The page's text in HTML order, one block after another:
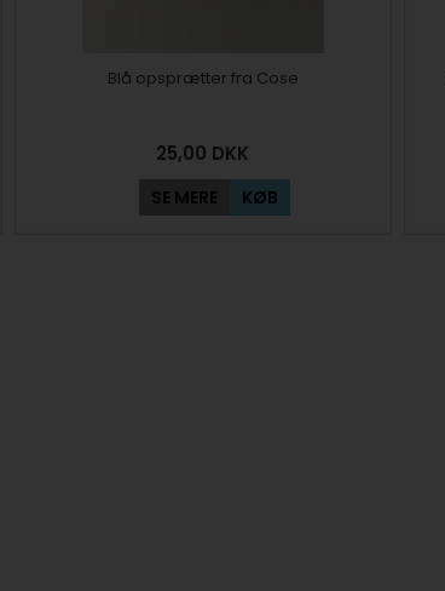
Blå opsprætter fra Cose
25,00 DKK
SE MERE KØB